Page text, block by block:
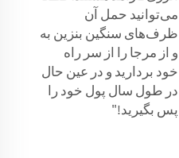
می‌توانید حمل آن
ظرف‌های سنگین بنزین به
و از مرجا را از سر راه
خود بردارید و در عین حال
در طول سال پول خود را
پس بگیرید!"